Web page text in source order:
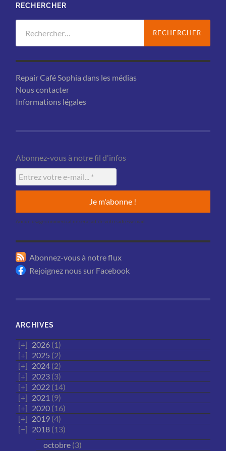
RECHERCHER
Repair Café Sophia dans les médias
Nous contacter
Informations légales
Abonnez-vous à notre fil d'infos
Aucun usage commercial ne sera fait de votre adresse mail.
Abonnez-vous à notre flux
Rejoignez nous sur Facebook
ARCHIVES
2026 (1)
2025 (2)
2024 (2)
2023 (3)
2022 (14)
2021 (9)
2020 (16)
2019 (4)
2018 (13)
octobre (3)